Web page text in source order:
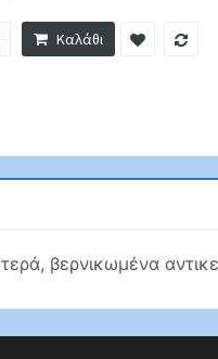
Καλάθι
βερνικωμένα